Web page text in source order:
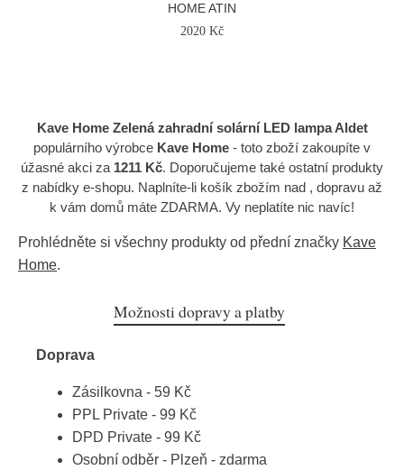
HOME ATIN
2020 Kč
Kave Home Zelená zahradní solární LED lampa Aldet
populárního výrobce Kave Home - toto zboží zakoupíte v
úžasné akci za 1211 Kč. Doporučujeme také ostatní produkty
z nabídky e-shopu. Naplníte-li košík zbožím nad , dopravu až
k vám domů máte ZDARMA. Vy neplatíte nic navíc!
Prohlédněte si všechny produkty od přední značky Kave
Home.
Možnosti dopravy a platby
Doprava
Zásilkovna - 59 Kč
PPL Private - 99 Kč
DPD Private - 99 Kč
Osobní odběr - Plzeň - zdarma